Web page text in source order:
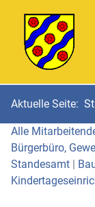
Aktuelle Seite:
Alle
Bürgerbüro,
Standesamt |